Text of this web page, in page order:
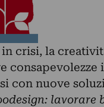
in crisi, la
consapevolezze
con nuove
lavorare